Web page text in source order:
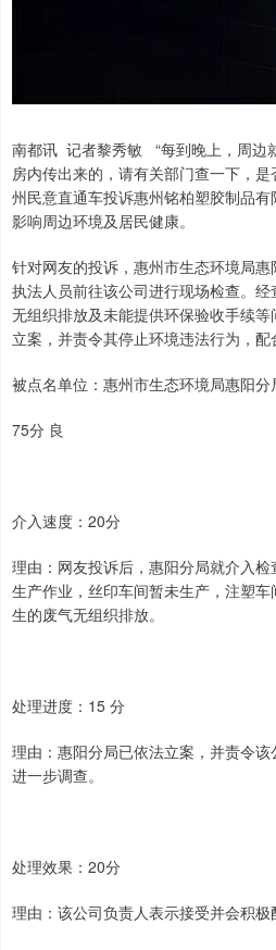
南都讯 记者黎秀敏 “每到晚上，周边
房内传出来的，请有关部门查一下，
州民意直通车投诉惠州铭柏塑胶制品有
影响周边环境及居民健康。
针对网友的投诉，惠州市生态环境局
执法人员前往该公司进行现场检查。
无组织排放及未能提供环保验收手续
立案，并责令其停止环境违法行为，配
被点名单位：惠州市生态环境局惠阳分
75分 良
介入速度：20分
理由：网友投诉后，惠阳分局就介入
生产作业，丝印车间暂未生产，注塑
生的废气无组织排放。
处理进度：15 分
理由：惠阳分局已依法立案，并责令
进一步调查。
处理效果：20分
理由：该公司负责人表示接受并会积极